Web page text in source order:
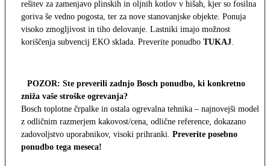
rešitev za zamenjavo plinskih in oljnih kotlov v hišah, kjer so fosilna
goriva še vedno pogosta, ter za nove stanovanjske objekte. Ponuja
visoko zmogljivost in tiho delovanje. Lastniki imajo možnost
koriščenja subvencij EKO sklada. Preverite ponudbo TUKAJ.
POZOR: Ste preverili zadnjo Bosch ponudbo, ki konkretno
zniža vaše stroške ogrevanja?
Bosch toplotne črpalke in ostala ogrevalna tehnika – najnovejši modeli
z odličnim razmerjem kakovost/cena, odlične reference, dokazano
zadovoljstvo uporabnikov, visoki prihranki. Preverite posebno
ponudbo tega meseca!